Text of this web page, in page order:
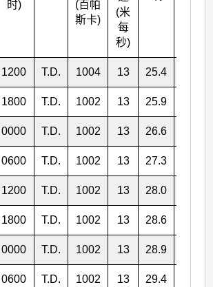
时)
(百帕
斯卡)
(米
每
秒)
1200 T.D. 1004 13 25.4
1800 T.D. 1002 13 25.9
0000 T.D. 1002 13 26.6
0600 T.D. 1002 13 27.3
1200 T.D. 1002 13 28.0
1800 T.D. 1002 13 28.6
0000 T.D. 1002 13 28.9
0600 T.D. 1002 13 29.4